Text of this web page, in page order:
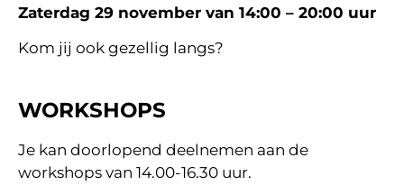
Zaterdag 29 november van 14:00 – 20:00 uur
Kom jij ook gezellig langs?
WORKSHOPS
Je kan doorlopend deelnemen aan de
workshops van 14.00-16.30 uur.